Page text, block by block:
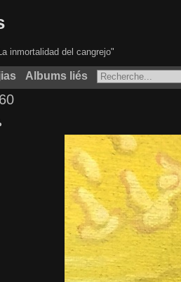
inmortalidad del cangrejo"
Albums liés